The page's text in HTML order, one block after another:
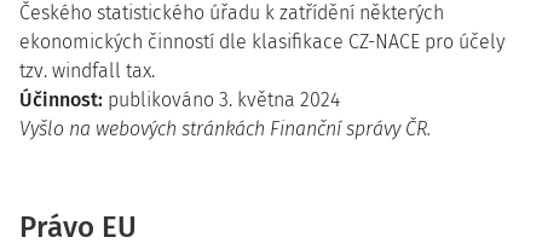
Českého statistického úřadu k zatřídění některých
ekonomických činností dle klasifikace CZ-NACE pro účely
tzv. windfall tax.
Účinnost: publikováno 3. května 2024
Vyšlo na webových stránkách Finanční správy ČR.
Právo EU